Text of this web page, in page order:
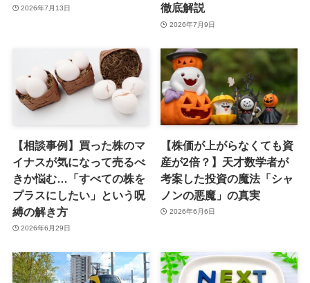
【相談事例】貯金はあるけ
ど、住宅ローンは繰り上げ
「投資と返済」の最適解
2026年7月13日
【警告】「新NISAは全員
やるべき」の罠！所得が少
損するかもしれない理由を
徹底解説
2026年7月9日